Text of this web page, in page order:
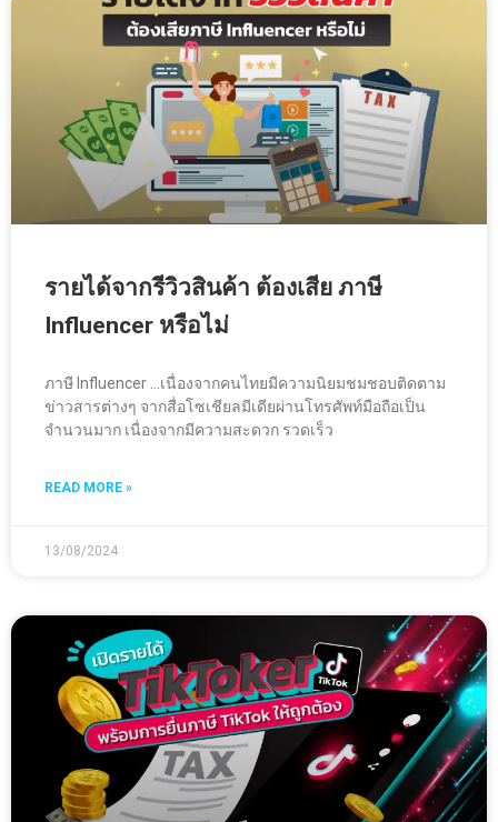
รายได้จากรีวิวสินค้า ต้องเสีย ภาษี
Influencer หรือไม่
ภาษี Influencer …เนื่องจากคนไทยมีความนิยมชมชอบติดตาม
ข่าวสารต่างๆ จากสื่อโซเชียลมีเดียผ่านโทรศัพท์มือถือเป็น
จำนวนมาก เนื่องจากมีความสะดวก รวดเร็ว
READ MORE »
13/08/2024